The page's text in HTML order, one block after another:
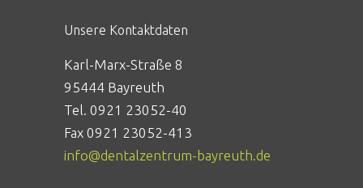
Unsere Kontaktdaten
Karl-Marx-Straße 8
95444 Bayreuth
Tel. 0921 23052-40
Fax 0921 23052-413
info@dentalzentrum-bayreuth.de